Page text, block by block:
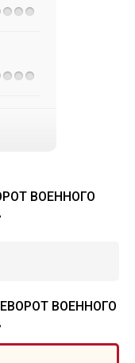
ВОЕННОГО
ВОЕННОГО